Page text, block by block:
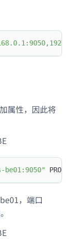
属性，因此将
be01:9050"
，端口
。